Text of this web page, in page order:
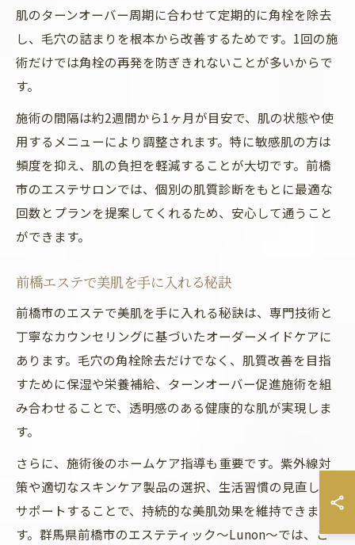
肌のターンオーバー周期に合わせて定期的に角栓を除去
し、毛穴の詰まりを根本から改善するためです。1回の施
術だけでは角栓の再発を防ぎきれないことが多いからで
す。
施術の間隔は約2週間から1ヶ月が目安で、肌の状態や使
用するメニューにより調整されます。特に敏感肌の方は
頻度を抑え、肌の負担を軽減することが大切です。前橋
市のエステサロンでは、個別の肌質診断をもとに最適な
回数とプランを提案してくれるため、安心して通うこと
ができます。
前橋エステで美肌を手に入れる秘訣
前橋市のエステで美肌を手に入れる秘訣は、専門技術と
丁寧なカウンセリングに基づいたオーダーメイドケアに
あります。毛穴の角栓除去だけでなく、肌質改善を目指
すために保湿や栄養補給、ターンオーバー促進施術を組
み合わせることで、透明感のある健康的な肌が実現しま
す。
さらに、施術後のホームケア指導も重要です。紫外線対
策や適切なスキンケア製品の選択、生活習慣の見直しを
サポートすることで、持続的な美肌効果を維持できま
す。群馬県前橋市のエステティック～Lunon～では、こ